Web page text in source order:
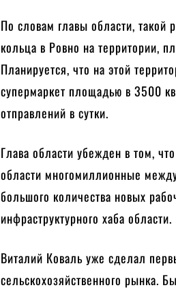
По словам главы области, такой
кольца в Ровно на территории,
Планируется, что на этой
супермаркет площадью в 3500
отправлений в сутки.
Глава области убежден в том,
области многомиллионные
большого количества новых
инфраструктурного хаба области.
Виталий Коваль уже сделал
сельскохозяйственного рынка.